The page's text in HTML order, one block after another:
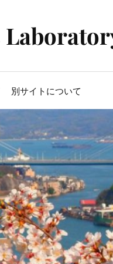
別サイトについて